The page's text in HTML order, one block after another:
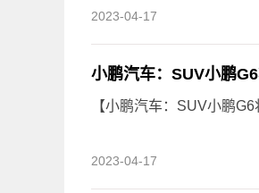
2023-04-17
小鹏汽车：SUV小鹏
【小鹏汽车：SUV小鹏
2023-04-17